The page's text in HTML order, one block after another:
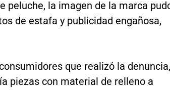
peluche, la imagen de la marca
de estafa y publicidad engañosa,
que realizó la denuncia,
piezas con material de relleno a